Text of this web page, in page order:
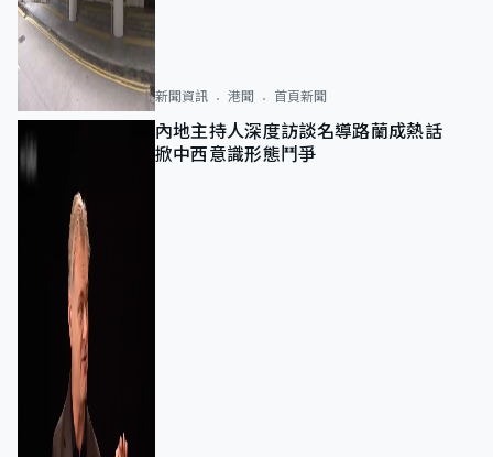
新聞資訊 港聞 首頁新聞
內地主持人深度訪談名導路蘭成熱話
掀中西意識形態鬥爭